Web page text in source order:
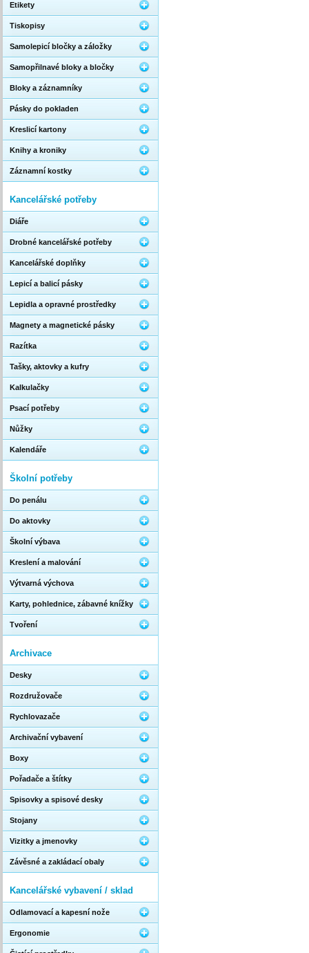
Etikety
Tiskopisy
Samolepicí bločky a záložky
Samopřilnavé bloky a bločky
Bloky a záznamníky
Pásky do pokladen
Kreslicí kartony
Knihy a kroniky
Záznamní kostky
Kancelářské potřeby
Diáře
Drobné kancelářské potřeby
Kancelářské doplňky
Lepicí a balicí pásky
Lepidla a opravné prostředky
Magnety a magnetické pásky
Razítka
Tašky, aktovky a kufry
Kalkulačky
Psací potřeby
Nůžky
Kalendáře
Školní potřeby
Do penálu
Do aktovky
Školní výbava
Kreslení a malování
Výtvarná výchova
Karty, pohlednice, zábavné knížky
Tvoření
Archivace
Desky
Rozdružovače
Rychlovazače
Archivační vybavení
Boxy
Pořadače a štítky
Spisovky a spisové desky
Stojany
Vizitky a jmenovky
Závěsné a zakládací obaly
Kancelářské vybavení / sklad
Odlamovací a kapesní nože
Ergonomie